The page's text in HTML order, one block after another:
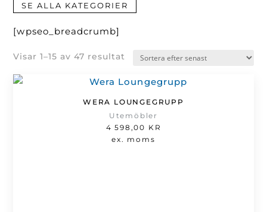
SE ALLA KATEGORIER
[wpseo_breadcrumb]
Visar 1–15 av 47 resultat Sortera
senaste
WERA LOUNGEGRUPP
Utemöbler
4 598,00 KR
ex. moms